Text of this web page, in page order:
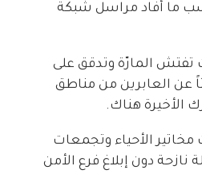
ما أفاد مراسل شبكة
تفتش المارّة وتدقق على
عن العابرين من مناطق
الأخيرة هناك.
الأحياء وتجمعات
نازحة دون إبلاغ فرع الأمن